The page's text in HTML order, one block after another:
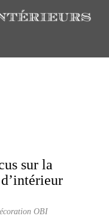
sur la
OBI